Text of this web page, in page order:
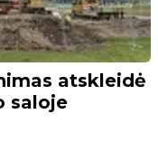
atskleidė
saloje